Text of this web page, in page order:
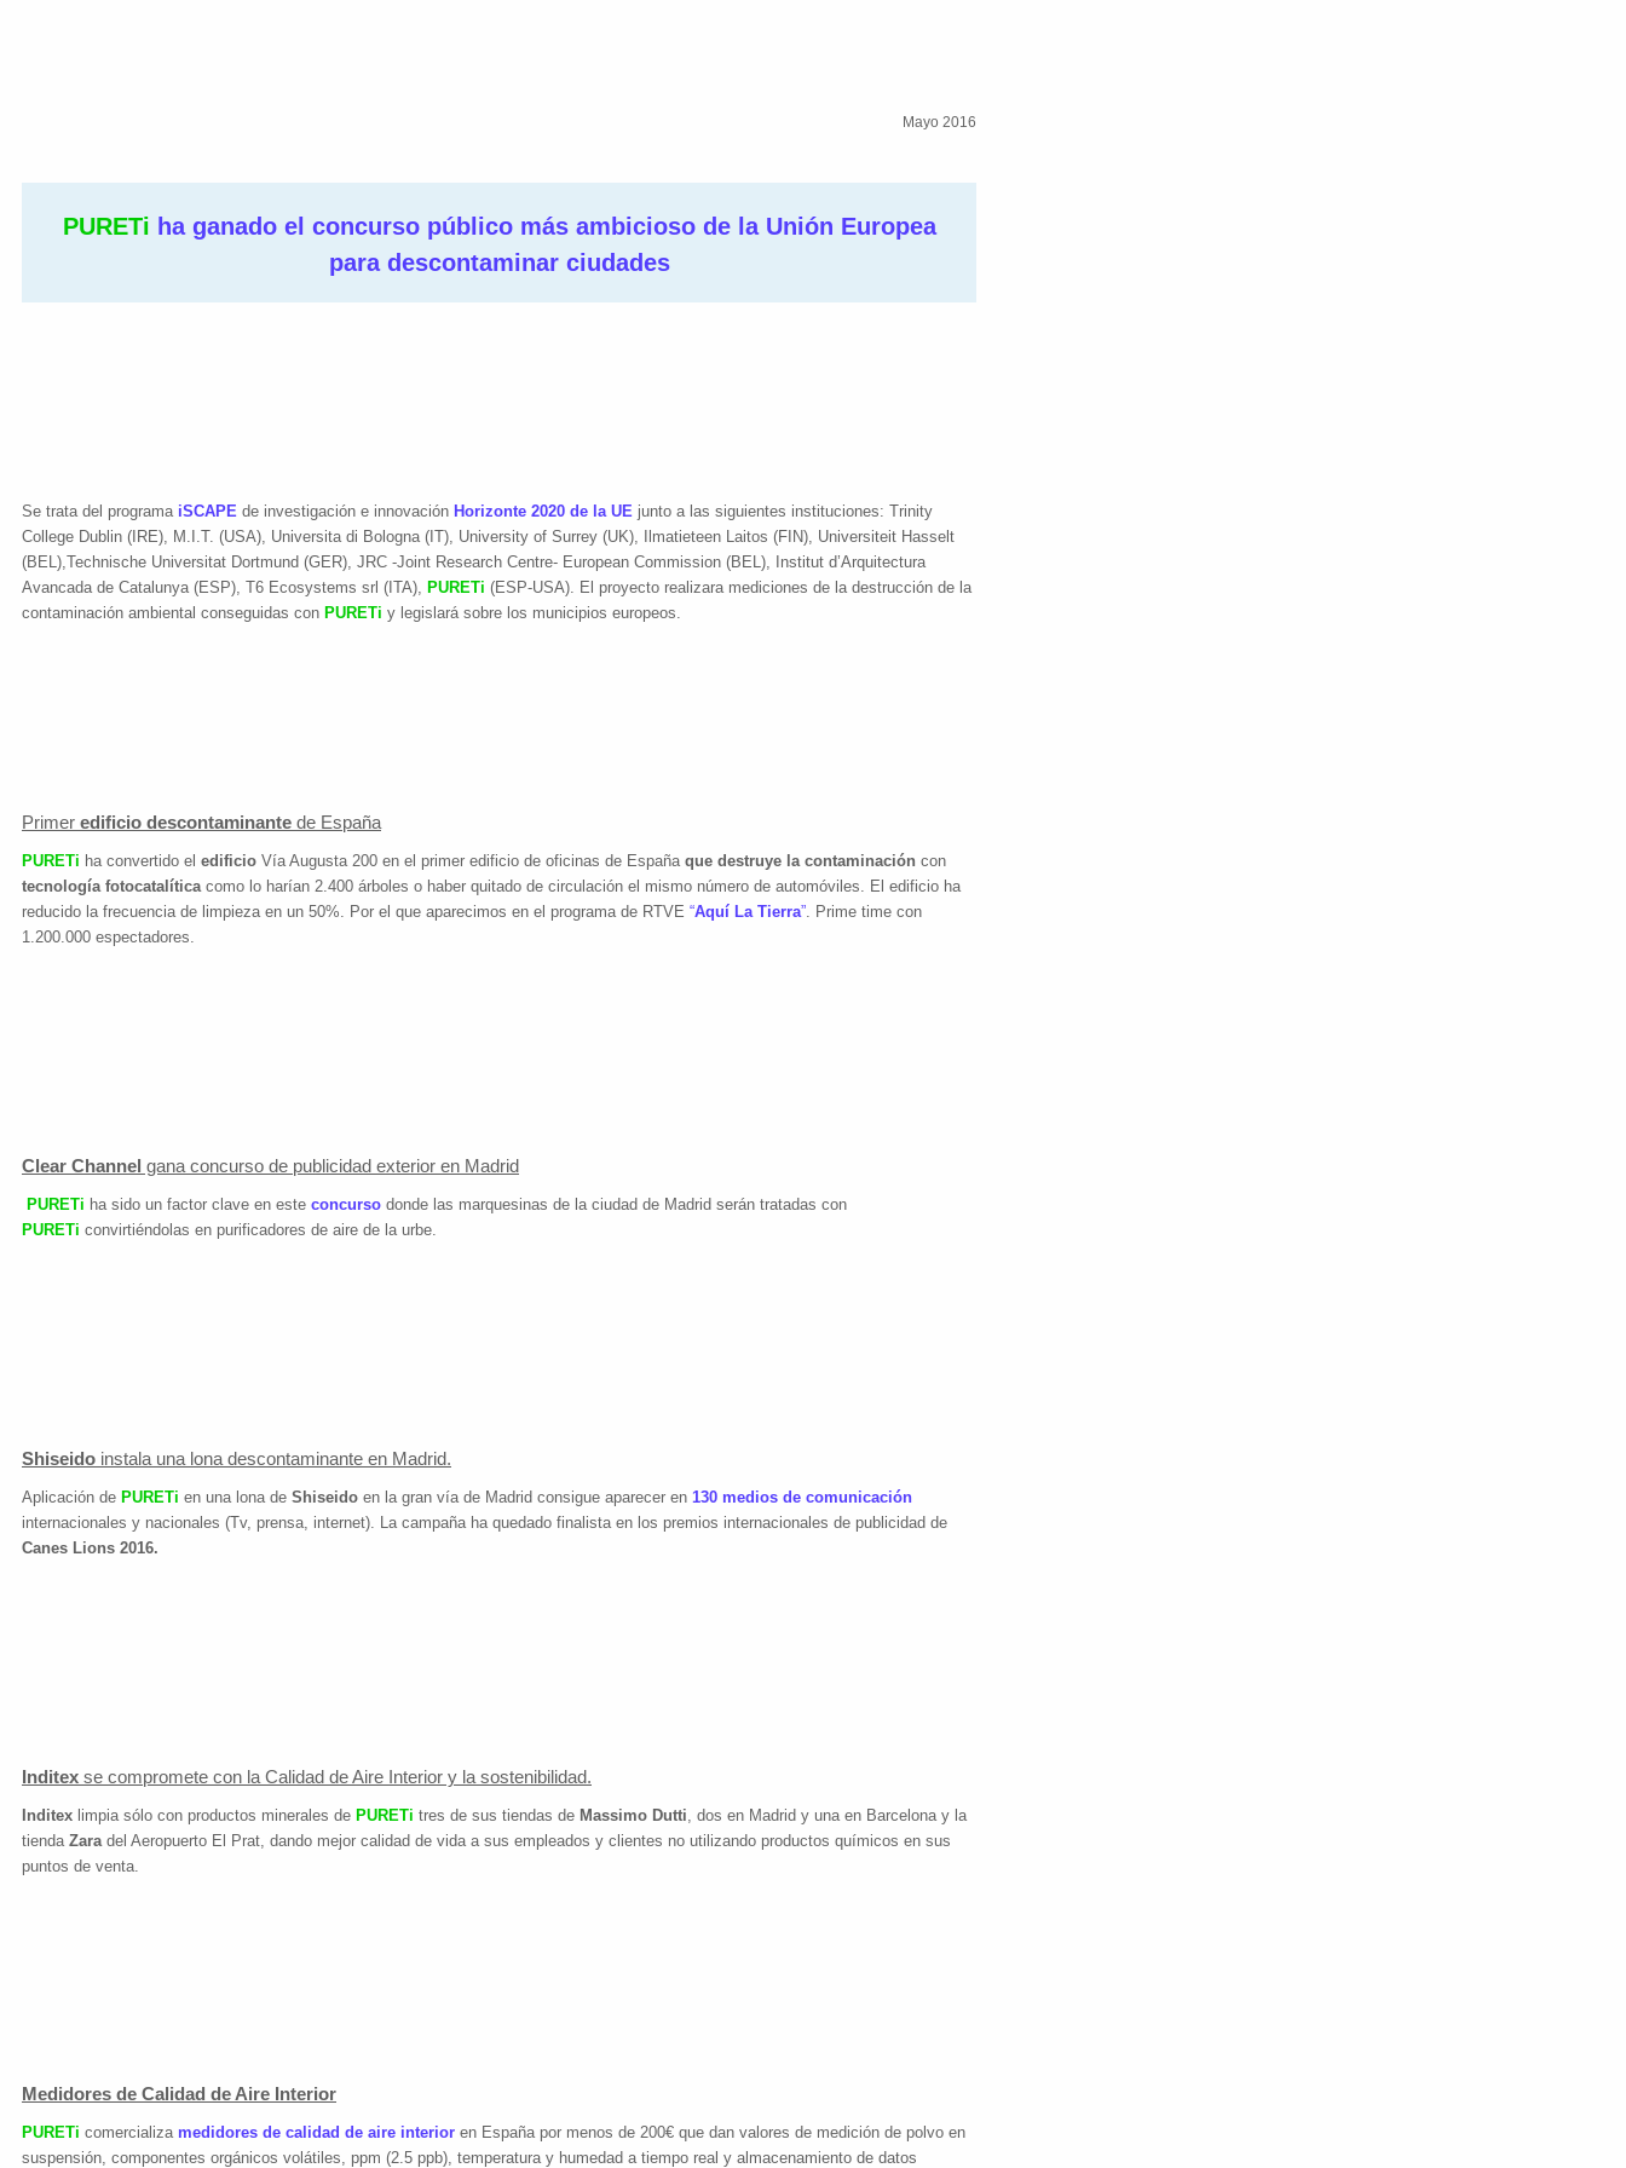
Mayo 2016
PURETi ha ganado el concurso público más ambicioso de la Unión Europea
para descontaminar ciudades
Se trata del programa iSCAPE de investigación e innovación Horizonte 2020 de la UE junto a las siguientes instituciones: Trinity
College Dublin (IRE), M.I.T. (USA), Universita di Bologna (IT), University of Surrey (UK), Ilmatieteen Laitos (FIN), Universiteit Hasselt
(BEL),Technische Universitat Dortmund (GER), JRC -Joint Research Centre- European Commission (BEL), Institut d’Arquitectura
Avancada de Catalunya (ESP), T6 Ecosystems srl (ITA),
PURETi (ESP-USA). El proyecto realizara mediciones de la destrucción de la
contaminación ambiental conseguidas con PURETi y legislará sobre los municipios europeos.
Primer edificio descontaminante de España
PURETi ha convertido el edificio Vía Augusta 200 en el primer edificio de oficinas de España que destruye la contaminación con
tecnología fotocatalítica como lo harían 2.400 árboles o haber quitado de circulación el mismo número de automóviles. El edificio ha
reducido la frecuencia de limpieza en un 50%. Por el que aparecimos en el programa de RTVE “Aquí La Tierra”. Prime time con
1.200.000 espectadores.
Clear Channel gana concurso de publicidad exterior en Madrid
PURETi ha sido un factor clave en este concurso donde las marquesinas de la ciudad de Madrid serán tratadas con
PURETi convirtiéndolas en purificadores de aire de la urbe.
Shiseido instala una lona descontaminante en Madrid.
Aplicación de PURETi en una lona de Shiseido en la gran vía de Madrid consigue aparecer en 130 medios de comunicación
internacionales y nacionales (Tv, prensa, internet). La campaña ha quedado finalista en los premios internacionales de publicidad de
Canes Lions 2016.
Inditex se compromete con la Calidad de Aire Interior y la sostenibilidad.
Inditex limpia sólo con productos minerales de PURETi tres de sus tiendas de Massimo Dutti , dos en Madrid y una en Barcelona y la
tienda Zara del Aeropuerto El Prat, dando mejor calidad de vida a sus empleados y clientes no utilizando productos químicos en sus
puntos de venta.
Medidores de Calidad de Aire Interior
PURETi comercializa medidores de calidad de aire interior en España por menos de 200€ que dan valores de medición de polvo en
suspensión, componentes orgánicos volátiles, ppm (2.5 ppb), temperatura y humedad a tiempo real y almacenamiento de datos